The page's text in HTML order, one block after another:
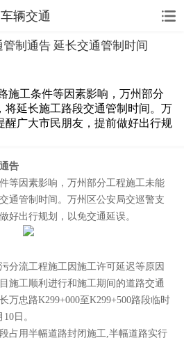
车辆交通
制通告 延长交通管制时间
施工条件等因素影响，万州部分
将延长施工路段交通管制时间。万
醒广大市民朋友，提前做好出行规
告
因素影响，万州部分工程施工未能
通管制时间。万州区公安局交巡警支
好出行规划，以免交通延误。
分流工程施工因施工许可延迟等原因
施工顺利进行和施工期间的道路交通
万忠路K299+000至K299+500路段临时
日。
用半幅道路封闭施工,半幅道路实行